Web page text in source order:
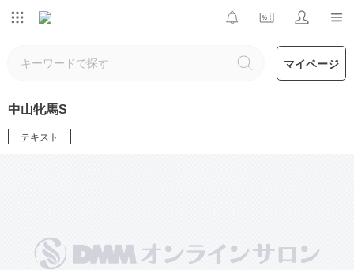
マイページ
中山牝馬S
テキスト